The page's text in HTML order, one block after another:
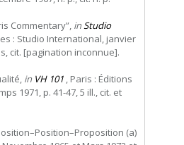
Commentary”, inStudio
: Studio International, janvier
cit. [pagination inconnue].
in VH 101 , Paris : Éditions
1971, p. 41-47, 5 ill., cit. et
(a)